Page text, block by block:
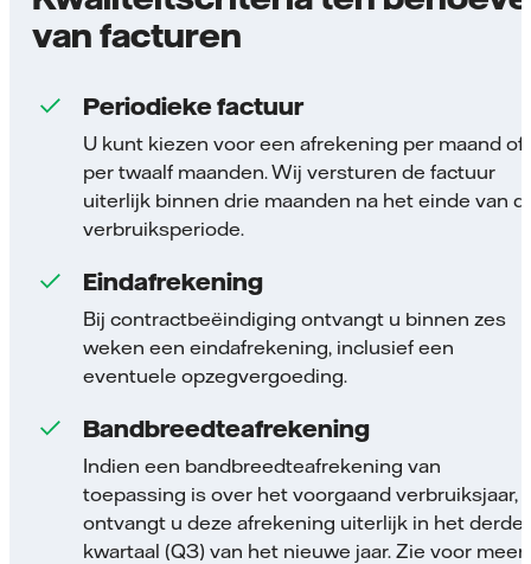
van facturen
Periodieke factuur
U kunt kiezen voor een afrekening per maand of
per twaalf maanden. Wij versturen de factuur
uiterlijk binnen drie maanden na het einde van
verbruiksperiode.
Eindafrekening
Bij contractbeëindiging ontvangt u binnen zes
weken een eindafrekening, inclusief een
eventuele opzegvergoeding.
Bandbreedteafrekening
Indien een bandbreedteafrekening van
toepassing is over het voorgaand verbruiksjaar,
ontvangt u deze afrekening uiterlijk in het derde
kwartaal (Q3) van het nieuwe jaar. Zie voor meer